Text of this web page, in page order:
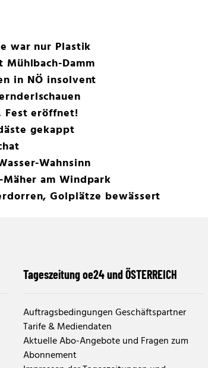
war nur Plastik
Damm
in NÖ insolvent
Fest eröffnet!
gekappt
Wahnsinn
am Windpark
Golplätze bewässert
Tageszeitung oe24 und ÖSTERREICH
Auftragsbedingungen Geschäftspartner
Tarife & Mediendaten
Aktuelle Abo-Angebote und Fragen zum
Abonnement